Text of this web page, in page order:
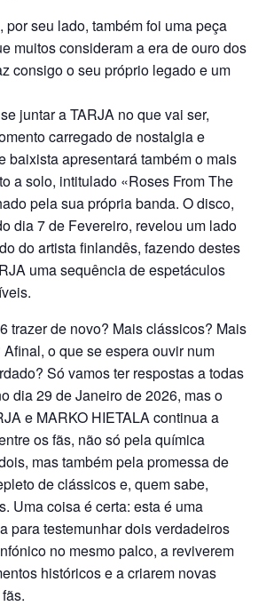
por seu lado, também foi uma peça
muitos consideram a era de ouro dos
consigo o seu próprio legado e um
juntar a TARJA no que vai ser,
carregado de nostalgia e
baixista apresentará também o mais
a solo, intitulado «Roses From The
pela sua própria banda. O disco,
dia 7 de Fevereiro, revelou um lado
do artista finlandês, fazendo destes
uma sequência de espetáculos
trazer de novo? Mais clássicos? Mais
o que se espera ouvir num
Só vamos ter respostas a todas
dia 29 de Janeiro de 2026, mas o
e MARKO HIETALA continua a
os fãs, não só pela química
mas também pela promessa de
de clássicos e, quem sabe,
Uma coisa é certa: esta é uma
para testemunhar dois verdadeiros
no mesmo palco, a reviverem
históricos e a criarem novas